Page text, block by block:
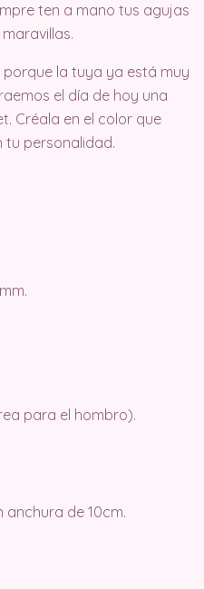
ten a mano tus agujas
la tuya ya está muy
el día de hoy una
Créala en el color que
tu personalidad.
para el hombro).
anchura de 10cm.